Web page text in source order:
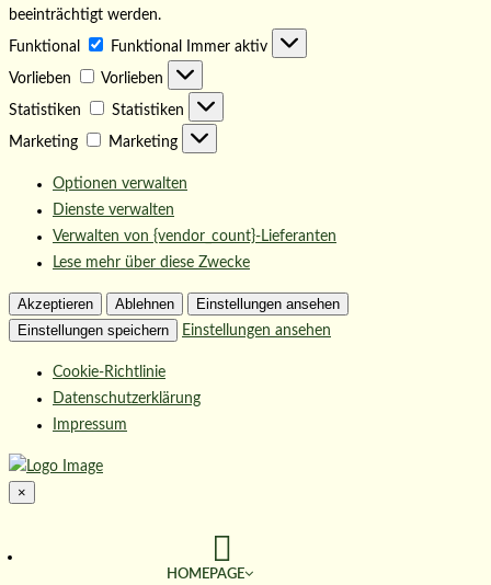
beeinträchtigt werden.
Funktional Funktional Immer aktiv
Vorlieben Vorlieben
Statistiken Statistiken
Marketing Marketing
Optionen verwalten
Dienste verwalten
Verwalten von {vendor_count}-Lieferanten
Lese mehr über diese Zwecke
Akzeptieren Ablehnen
Einstellungen ansehen
Einstellungen speichern
Einstellungen ansehen
Cookie-Richtlinie
Datenschutzerklärung
Impressum
×
HOMEPAGE